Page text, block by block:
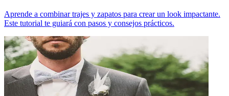
Aprende a combinar trajes y zapatos para crear un look impactante.
Este tutorial te guiará con pasos y consejos prácticos.